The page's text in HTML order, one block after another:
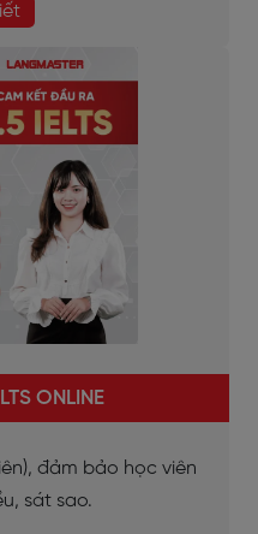
ONLINE
đảm bảo học viên
sát sao.